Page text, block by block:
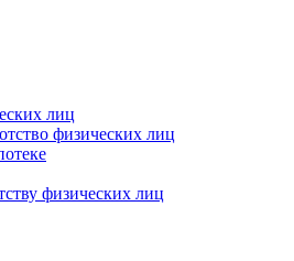
лиц
физических лиц
физических лиц